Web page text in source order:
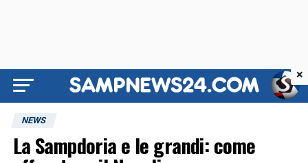
NEWS
La Sampdoria e le grandi: come
×